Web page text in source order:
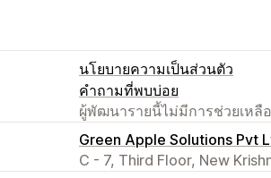
นโยบายความเป็นส่วนตัว
คำถามที่พบบ่อย
ผู้พัฒนารายนี้ไม่มีการช่วยเหลื
Green Apple Solutions Pvt
C - 7, Third Floor, New